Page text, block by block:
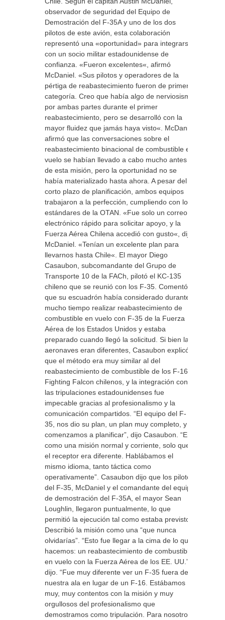
observador de seguridad del Equipo de
Demostración del F-35A y uno de los dos
pilotos de este avión, esta colaboración
representó una «oportunidad» para integrarse
con un socio militar estadounidense de
confianza. «Fueron excelentes«, afirmó
McDaniel. «Sus pilotos y operadores de la
pértiga de reabastecimiento fueron de primera
categoría. Creo que había algo de nerviosismo
por ambas partes durante el primer
reabastecimiento, pero se desarrolló con la
mayor fluidez que jamás haya visto«. McDaniel
afirmó que las conversaciones sobre el
reabastecimiento binacional de combustible en
vuelo se habían llevado a cabo mucho antes
de esta misión, pero la oportunidad no se
había materializado hasta ahora. A pesar del
corto plazo de planificación, ambos equipos
trabajaron a la perfección, cumpliendo con los
estándares de la OTAN. «Fue solo un correo
electrónico rápido para solicitar apoyo, y la
Fuerza Aérea Chilena accedió con gusto«, dijo
McDaniel. «Tenían un excelente plan para
llevarnos hasta Chile«. El mayor Diego
Casaubon, subcomandante del Grupo de
Transporte 10 de la FACh, pilotó el KC-135
chileno que se reunió con los F-35. Comentó
que su escuadrón había considerado durante
mucho tiempo realizar reabastecimiento de
combustible en vuelo con F-35 de la Fuerza
Aérea de los Estados Unidos y estaba
preparado cuando llegó la solicitud. Si bien las
aeronaves eran diferentes, Casaubon explicó
que el método era muy similar al del
reabastecimiento de combustible de los F-16
Fighting Falcon chilenos, y la integración con
las tripulaciones estadounidenses fue
impecable gracias al profesionalismo y la
comunicación compartidos. “El equipo del F-
35, nos dio su plan, un plan muy completo, y
comenzamos a planificar”, dijo Casaubon. “Era
como una misión normal y corriente, solo que
el receptor era diferente. Hablábamos el
mismo idioma, tanto táctica como
operativamente”. Casaubon dijo que los pilotos
del F-35, McDaniel y el comandante del equipo
de demostración del F-35A, el mayor Sean
Loughlin, llegaron puntualmente, lo que
permitió la ejecución tal como estaba previsto.
Describió la misión como una “que nunca
olvidarías”. “Esto fue llegar a la cima de lo que
hacemos: un reabastecimiento de combustible
en vuelo con la Fuerza Aérea de los EE. UU.”,
dijo. “Fue muy diferente ver un F-35 fuera de
nuestra ala en lugar de un F-16. Estábamos
muy, muy contentos con la misión y muy
orgullosos del profesionalismo que
demostramos como tripulación. Para nosotros,